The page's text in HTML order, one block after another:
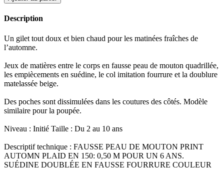
Description
Un gilet tout doux et bien chaud pour les matinées fraîches de
l’automne.
Jeux de matières entre le corps en fausse peau de mouton quadrillée,
les empiècements en suédine, le col imitation fourrure et la doublure
matelassée beige.
Des poches sont dissimulées dans les coutures des côtés. Modèle
similaire pour la poupée.
Niveau : Initié Taille : Du 2 au 10 ans
Descriptif technique : FAUSSE PEAU DE MOUTON PRINT
AUTOMN PLAID EN 150: 0,50 M POUR UN 6 ANS.
SUÉDINE DOUBLÉE EN FAUSSE FOURRURE COULEUR